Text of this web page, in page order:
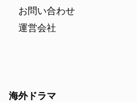
お問い合わせ
運営会社
海外ドラマ